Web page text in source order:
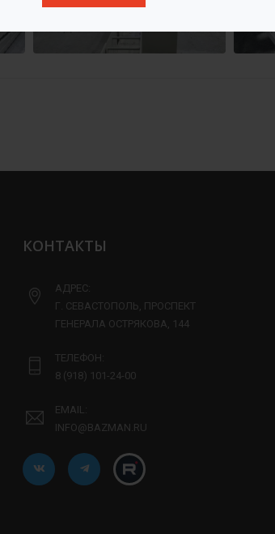
КОНТАКТЫ
АДРЕС:
Г. СЕВАСТОПОЛЬ, ПРОСПЕКТ
ГЕНЕРАЛА ОСТРЯКОВА, 144
ТЕЛЕФОН:
8 (918) 101-24-00
EMAIL:
INFO@BAZMAN.RU